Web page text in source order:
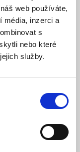
web používáte,
média, inzerci a
s
nebo které
služby.